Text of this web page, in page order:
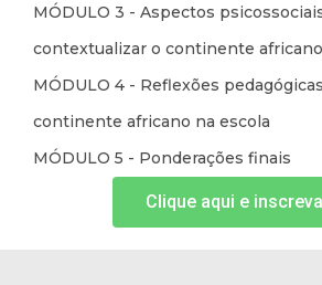
MÓDULO 3 - Aspectos
contextualizar o continente
MÓDULO 4 - Reflexões
continente africano na escola
MÓDULO 5 - Ponderações finais
Clique aqui e